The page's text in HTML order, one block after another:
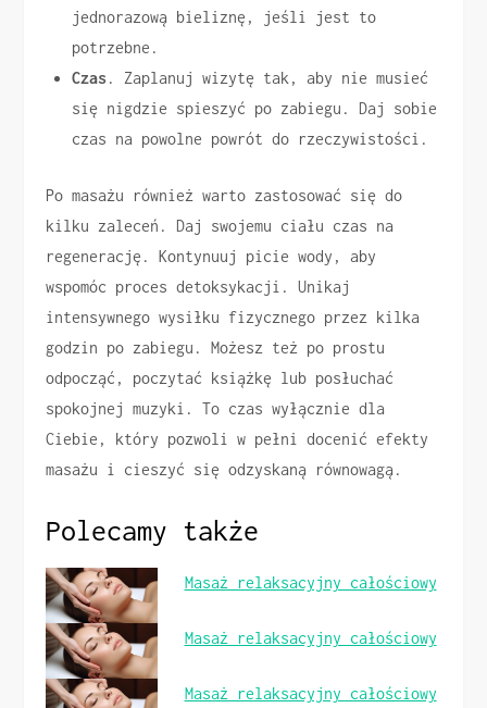
jednorazową bieliznę, jeśli jest to
potrzebne.
Czas. Zaplanuj wizytę tak, aby nie musieć
się nigdzie spieszyć po zabiegu. Daj sobie
czas na powolne powrót do rzeczywistości.
Po masażu również warto zastosować się do
kilku zaleceń. Daj swojemu ciału czas na
regenerację. Kontynuuj picie wody, aby
wspomóc proces detoksykacji. Unikaj
intensywnego wysiłku fizycznego przez kilka
godzin po zabiegu. Możesz też po prostu
odpocząć, poczytać książkę lub posłuchać
spokojnej muzyki. To czas wyłącznie dla
Ciebie, który pozwoli w pełni docenić efekty
masażu i cieszyć się odzyskaną równowagą.
Polecamy także
Masaż relaksacyjny całościowy
Masaż relaksacyjny całościowy
Masaż relaksacyjny całościowy